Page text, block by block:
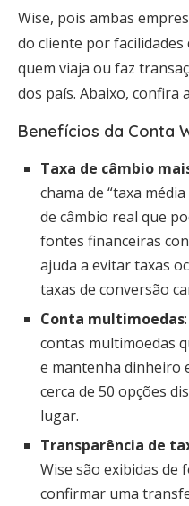
Wise, pois ambas
do cliente por facilidades
quem viaja ou faz
dos país. Abaixo, confira
Benefícios da Conta
Taxa de câmbio
chama de “taxa
de câmbio real que
fontes financeiras
ajuda a evitar taxas
taxas de conversão
Conta multimoedas
contas multimoedas
e mantenha dinheiro
cerca de 50 opções
lugar.
Transparência de
Wise são exibidas
confirmar uma